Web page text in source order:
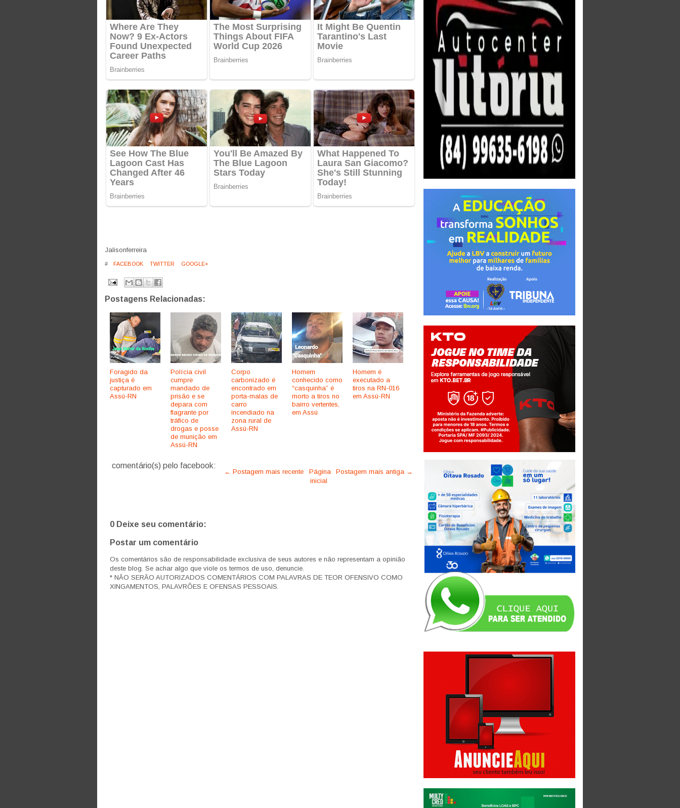
Jalisonferreira
# FACEBOOK TWITTER GOOGLE+
Postagens Relacionadas:
Foragido da
justiça é
capturado em
Assú-RN
Polícia civil
cumpre
mandado de
prisão e se
depara com
flagrante por
tráfico de
drogas e posse
de munição em
Assú-RN
Corpo
carbonizado é
encontrado em
porta-malas de
carro
incendiado na
zona rural de
Assú-RN
Homem
conhecido como
“casquinha” é
morto a tiros no
bairro vertentes,
em Assú
Homem é
executado a
tiros na RN-016
em Assú-RN
comentário(s) pelo facebook:
← Postagem mais recente Postagem mais antiga →
Página
inicial
0 Deixe seu comentário:
Postar um comentário
Os comentários são de responsabilidade exclusiva de seus autores e não representam a opinião
deste blog. Se achar algo que viole os termos de uso, denuncie.
* NÃO SERÃO AUTORIZADOS COMENTÁRIOS COM PALAVRAS DE TEOR OFENSIVO COMO
XINGAMENTOS, PALAVRÕES E OFENSAS PESSOAIS.
Jogue com responsabilidade. 18+